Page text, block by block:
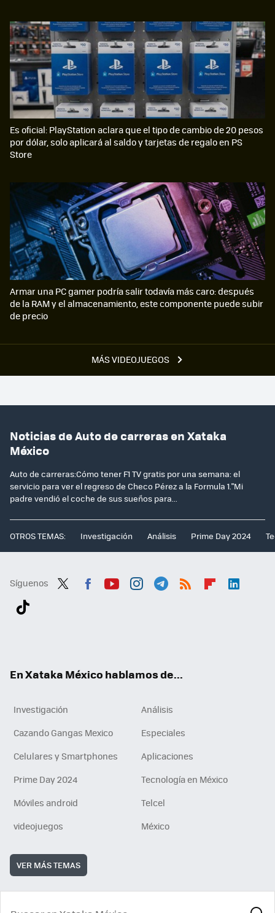
MÁS VIDEOJUEGOS
Es oficial: PlayStation aclara que el tipo de cambio de 20 pesos
por dólar, solo aplicará al saldo y tarjetas de regalo en PS
Store
Armar una PC gamer podría salir todavía más caro: después
de la RAM y el almacenamiento, este componente puede subir
de precio
Noticias de Auto de carreras en Xataka
México
Auto de carreras:Cómo tener F1 TV gratis por una semana: el
servicio para ver el regreso de Checo Pérez a la Formula 1."Mi
padre vendió el coche de sus sueños para...
OTROS TEMAS: Investigación Análisis Prime Day 2024
Síguenos
En Xataka México hablamos de...
Investigación
Análisis
Cazando Gangas Mexico
Especiales
Celulares y Smartphones
Aplicaciones
Prime Day 2024
Tecnología en México
Móviles android
Telcel
videojuegos
México
VER MÁS TEMAS